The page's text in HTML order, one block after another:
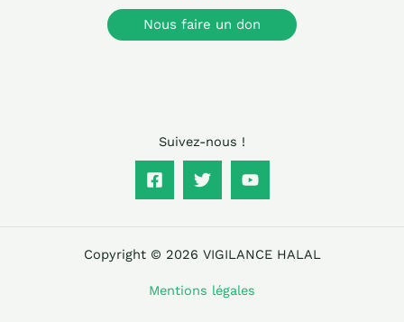
Nous faire un don
Suivez-nous !
Copyright © 2026 VIGILANCE HALAL
Mentions légales